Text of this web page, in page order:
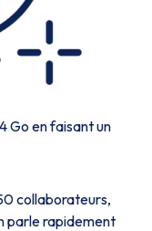
Go en faisant un
collaborateurs,
parle rapidement